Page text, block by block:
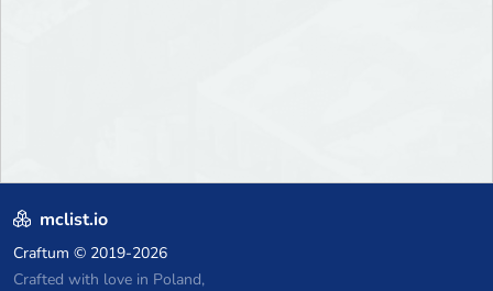
mclist.io
Craftum © 2019-2026
Crafted with love in Poland,